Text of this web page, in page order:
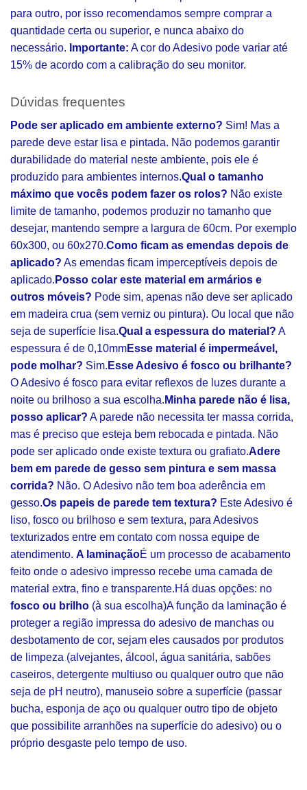
para outro, por isso recomendamos sempre comprar a
quantidade certa ou superior, e nunca abaixo do
necessário. Importante: A cor do Adesivo pode variar até
15% de acordo com a calibração do seu monitor.
Dúvidas frequentes
Pode ser aplicado em ambiente externo? Sim! Mas a
parede deve estar lisa e pintada. Não podemos garantir
durabilidade do material neste ambiente, pois ele é
produzido para ambientes internos.Qual o tamanho
máximo que vocês podem fazer os rolos? Não existe
limite de tamanho, podemos produzir no tamanho que
desejar, mantendo sempre a largura de 60cm. Por exemplo
60x300, ou 60x270.Como ficam as emendas depois de
aplicado? As emendas ficam imperceptíveis depois de
aplicado. Posso colar este material em armários e
outros móveis? Pode sim, apenas não deve ser aplicado
em madeira crua (sem verniz ou pintura). Ou local que não
seja de superfície lisa.Qual a espessura do material? A
espessura é de 0,10mmEsse material é impermeável,
pode molhar? Sim. Esse Adesivo é fosco ou brilhante?
O Adesivo é fosco para evitar reflexos de luzes durante a
noite ou brilhoso a sua escolha. Minha parede não é lisa,
posso aplicar? A parede não necessita ter massa corrida,
mas é preciso que esteja bem rebocada e pintada. Não
pode ser aplicado onde existe textura ou grafiato.Adere
bem em parede de gesso sem pintura e sem massa
corrida? Não. O Adesivo não tem boa aderência em
gesso.Os papeis de parede tem textura? Este Adesivo é
liso, fosco ou brilhoso e sem textura, para Adesivos
texturizados entre em contato com nossa equipe de
atendimento. A laminaçãoÉ um processo de acabamento
feito onde o adesivo impresso recebe uma camada de
material extra, fino e transparente.Há duas opções: no
fosco ou brilho (à sua escolha)A função da laminação é
proteger a região impressa do adesivo de manchas ou
desbotamento de cor, sejam eles causados por produtos
de limpeza (alvejantes, álcool, água sanitária, sabões
caseiros, detergente multiuso ou qualquer outro que não
seja de pH neutro), manuseio sobre a superfície (passar
bucha, esponja de aço ou qualquer outro tipo de objeto
que possibilite arranhões na superfície do adesivo) ou o
próprio desgaste pelo tempo de uso.